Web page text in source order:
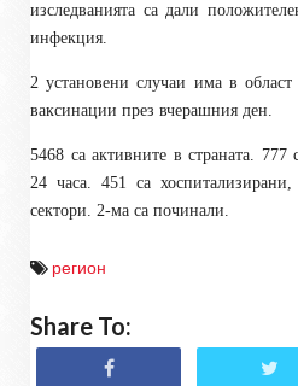
изследванията са дали
инфекция.
2 установени случаи има в
ваксинации през вчерашния ден.
5468 са активните в страната. 777
24 часа. 451 са
сектори. 2-ма са починали.
регион
Share To: